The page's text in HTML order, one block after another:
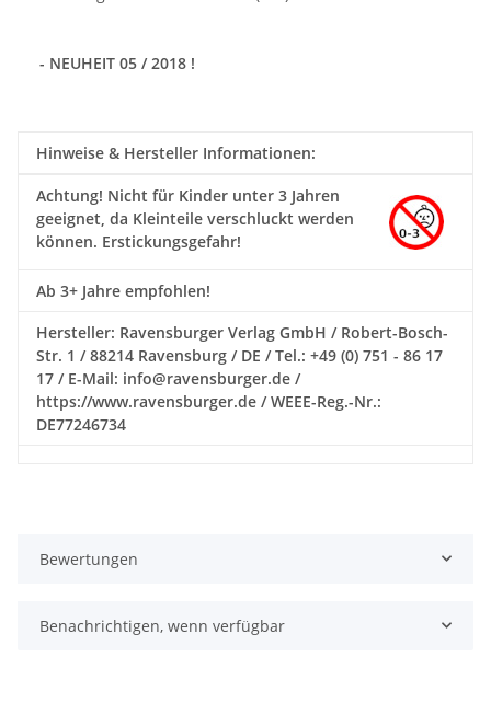
- NEUHEIT 05 / 2018 !
Hinweise & Hersteller Informationen:
Achtung! Nicht für Kinder unter 3 Jahren
geeignet, da Kleinteile verschluckt werden
können. Erstickungsgefahr!
Ab 3+ Jahre empfohlen!
Hersteller: Ravensburger Verlag GmbH / Robert-Bosch-
Str. 1 / 88214 Ravensburg / DE / Tel.: +49 (0) 751 - 86 17
17 / E-Mail: info@ravensburger.de /
https://www.ravensburger.de / WEEE-Reg.-Nr.:
DE77246734
Bewertungen
Benachrichtigen, wenn verfügbar